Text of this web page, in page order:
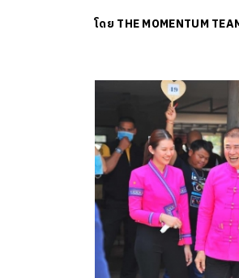
โดย THE MOMENTUM